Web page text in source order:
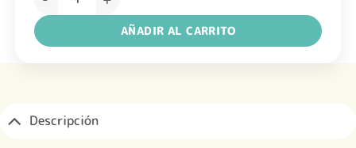
AÑADIR AL CARRITO
Descripción